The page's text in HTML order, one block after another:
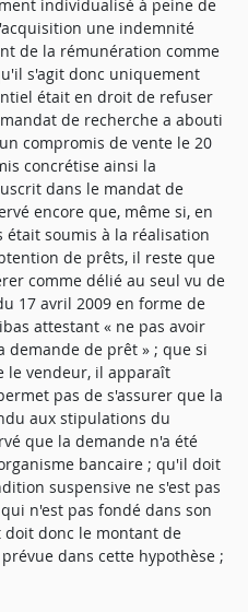
individualisé à peine de
une indemnité
de la rémunération comme
s'agit donc uniquement
était en droit de refuser
de recherche a abouti
compromis de vente le 20
concrétise ainsi la
dans le mandat de
encore que, même si, en
soumis à la réalisation
de prêts, il reste que
comme délié au seul vu de
17 avril 2009 en forme de
attestant « ne pas avoir
demande de prêt » ; que si
le vendeur, il apparaît
pas de s'assurer que la
aux stipulations du
que la demande n'a été
bancaire ; qu'il doit
suspensive ne s'est pas
n'est pas fondé dans son
donc le montant de
dans cette hypothèse ;